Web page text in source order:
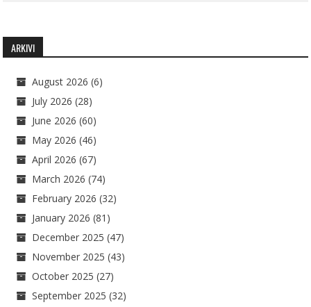
ARKIVI
August 2026 (6)
July 2026 (28)
June 2026 (60)
May 2026 (46)
April 2026 (67)
March 2026 (74)
February 2026 (32)
January 2026 (81)
December 2025 (47)
November 2025 (43)
October 2025 (27)
September 2025 (32)